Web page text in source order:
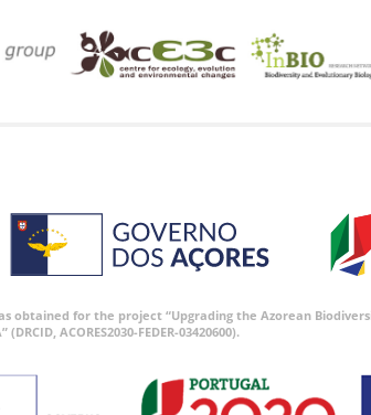
obtained for the project “Upgrading the Azorean
ACORES2030-FEDER-03420600).